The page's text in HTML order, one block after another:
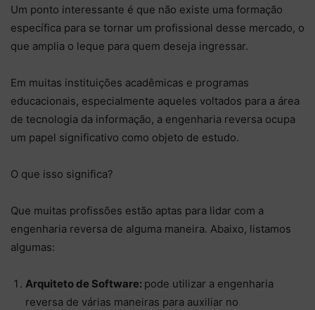
Um ponto interessante é que não existe uma formação
específica para se tornar um profissional desse mercado, o
que amplia o leque para quem deseja ingressar.
Em muitas instituições acadêmicas e programas
educacionais, especialmente aqueles voltados para a área
de tecnologia da informação, a engenharia reversa ocupa
um papel significativo como objeto de estudo.
O que isso significa?
Que muitas profissões estão aptas para lidar com a
engenharia reversa de alguma maneira. Abaixo, listamos
algumas:
Arquiteto de Software: pode utilizar a engenharia
reversa de várias maneiras para auxiliar no